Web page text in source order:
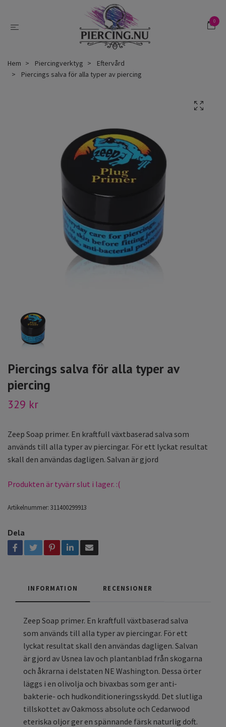
0
Hem Piercingverktyg
Eftervård
Piercings salva för alla typer av piercing
Piercings salva för alla typer av
piercing
329 kr
Zeep Soap primer. En kraftfull växtbaserad salva som
används till alla typer av piercingar. För ett lyckat resultat
skall den användas dagligen. Salvan är gjord
Produkten är tyvärr slut i lager. :(
Artikelnummer: 311400299913
Dela
INFORMATION RECENSIONER
Zeep Soap primer. En kraftfull växtbaserad salva
som används till alla typer av piercingar. För ett
lyckat resultat skall den användas dagligen. Salvan
är gjord av Usnea lav och plantanblad från skogarna
och åkrarna i delstaten NE Washington. Dessa örter
läggs i en olivolja och bivaxbas som ger anti-
bakterie- och hudkonditioneringsskydd. Det slutliga
tillskottet av Oakmoss absolute och Cedarwood
eteriska oljor ger en spännande färsk naturlig doft.